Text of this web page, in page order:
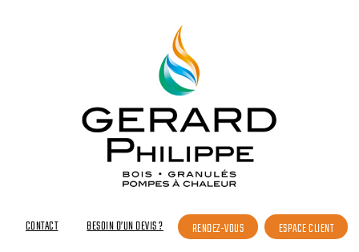
CONTACT BESOIN D’UN DEVIS ? RENDEZ-VOUS ESPACE CLIENT